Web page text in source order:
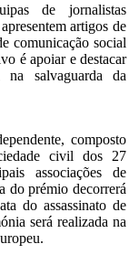
de jornalistas
artigos de
comunicação social
é apoiar e destacar
na salvaguarda da
composto
civil dos 27
associações de
do prémio decorrerá
do assassinato de
será realizada na